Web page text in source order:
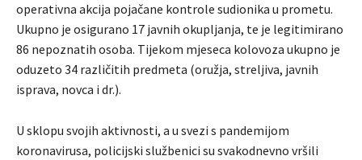
operativna akcija pojačane kontrole sudionika u prometu.
Ukupno je osigurano 17 javnih okupljanja, te je legitimirano
86 nepoznatih osoba. Tijekom mjeseca kolovoza ukupno je
oduzeto 34 različitih predmeta (oružja, streljiva, javnih
isprava, novca i dr.).
U sklopu svojih aktivnosti, a u svezi s pandemijom
koronavirusa, policijski službenici su svakodnevno vršili